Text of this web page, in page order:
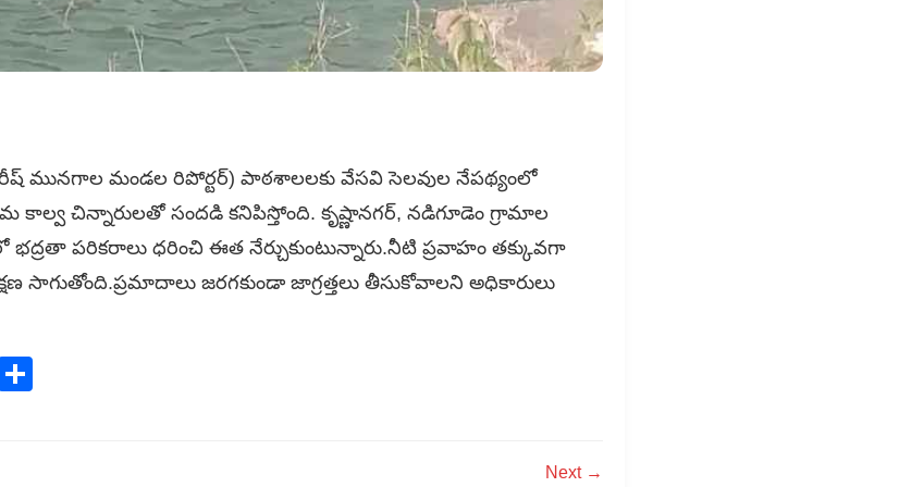
మునగాల మండల రిపోర్టర్) పాఠశాలలకు వేసవి సెలవుల నేపథ్యంలో
చిన్నారులతో సందడి కనిపిస్తోంది. కృష్ణానగర్, నడిగూడెం గ్రామాల
భద్రతా పరికరాలు ధరించి ఈత నేర్చుకుంటున్నారు.నీటి ప్రవాహం తక్కువగా
సాగుతోంది.ప్రమాదాలు జరగకుండా జాగ్రత్తలు తీసుకోవాలని అధికారులు
Copy
Next →